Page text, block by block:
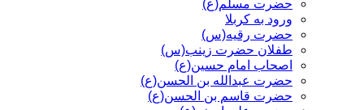
حضرت مسلم(ع)
ورود به کربلا
حضرت رقیه(س)
طفلان حضرت زینب(س)
اصحاب امام حسین(ع)
حضرت عبدالله بن الحسن(ع)
حضرت قاسم بن الحسن(ع)